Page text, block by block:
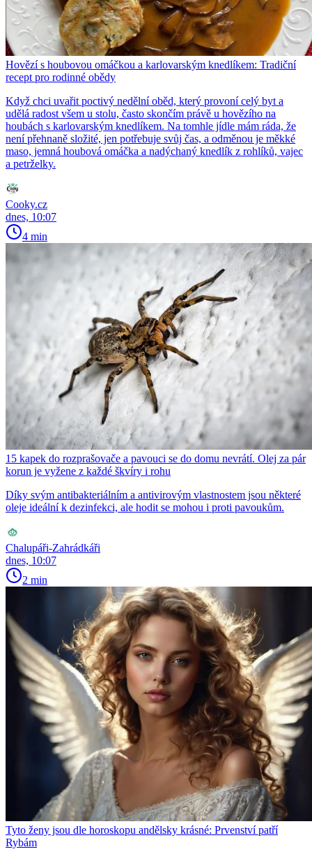
Hovězí s houbovou omáčkou a karlovarským knedlíkem: Tradiční
recept pro rodinné obědy
Když chci uvařit poctivý nedělní oběd, který provoní celý byt a
udělá radost všem u stolu, často skončím právě u hovězího na
houbách s karlovarským knedlíkem. Na tomhle jídle mám ráda, že
není přehnaně složité, jen potřebuje svůj čas, a odměnou je měkké
maso, jemná houbová omáčka a nadýchaný knedlík z rohlíků, vajec
a petrželky.
Cooky.cz
dnes, 10:07
4 min
15 kapek do rozprašovače a pavouci se do domu nevrátí. Olej za pár
korun je vyžene z každé škvíry i rohu
Díky svým antibakteriálním a antivirovým vlastnostem jsou některé
oleje ideální k dezinfekci, ale hodit se mohou i proti pavoukům.
Chalupáři-Zahrádkáři
dnes, 10:07
2 min
Tyto ženy jsou dle horoskopu andělsky krásné: Prvenství patří
Rybám